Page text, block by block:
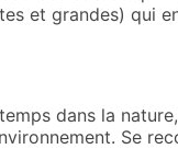
et grandes) qui
dans la
Se